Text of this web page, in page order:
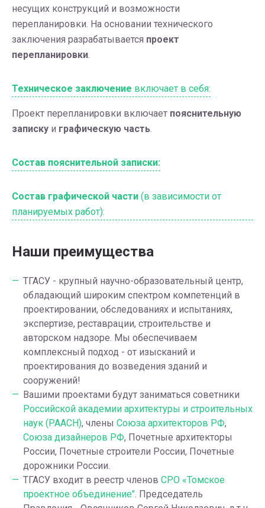
несущих конструкций и возможности
перепланировки. На основании технического
заключения разрабатывается проект
перепланировки.
Техническое заключение включает в себя:
Проект перепланировки включает пояснительную
записку и графическую часть.
Состав пояснительной записки:
Состав графической части (в зависимости от
планируемых работ):
Наши преимущества
ТГАСУ - крупный научно-образовательный центр,
обладающий широким спектром компетенций в
проектировании, обследованиях и испытаниях,
экспертизе, реставрации, строительстве и
авторском надзоре. Мы обеспечиваем
комплексный подход - от изысканий и
проектирования до возведения зданий и
сооружений!
Вашими проектами будут заниматься советники
Российской академии архитектуры и строительных
наук (РААСН), члены Союза архитекторов РФ,
Союза дизайнеров РФ, Почетные архитекторы
России, Почетные строители России, Почетные
дорожники России.
ТГАСУ входит в реестр членов СРО «Томское
проектное объединение". Председатель